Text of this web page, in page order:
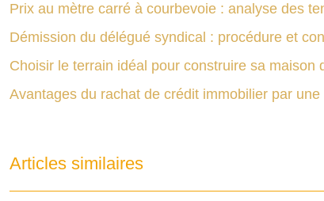
Prix au mètre carré à courbevoie : analyse des
Démission du délégué syndical : procédure et
Choisir le terrain idéal pour construire sa maison
Avantages du rachat de crédit immobilier par
Articles similaires